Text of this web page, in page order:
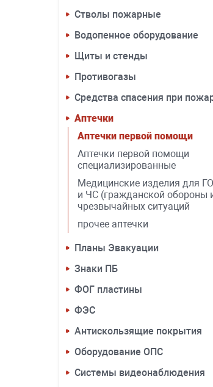
Стволы пожарные
Водопенное оборудование
Щиты и стенды
Противогазы
Средства спасения при
Аптечки
Аптечки первой помощи
Аптечки первой помощи
специализированные
Медицинские изделия для ГО
и ЧС (гражданской обороны
чрезвычайных ситуаций
прочее аптечки
Планы Эвакуации
Знаки ПБ
ФОГ пластины
ФЭС
Антискользящие покрытия
Оборудование ОПС
Системы видеонаблюдения